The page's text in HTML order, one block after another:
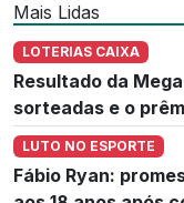
Mais Lidas
LOTERIAS CAIXA
Resultado da
sorteadas e o
LUTO NO ESPORTE
Fábio Ryan: